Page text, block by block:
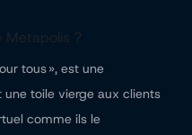
?
tous », est une
toile vierge aux clients
comme ils le